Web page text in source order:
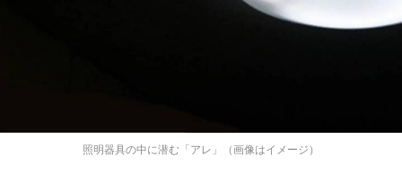
照明器具の中に潜む「アレ」（画像はイメージ）